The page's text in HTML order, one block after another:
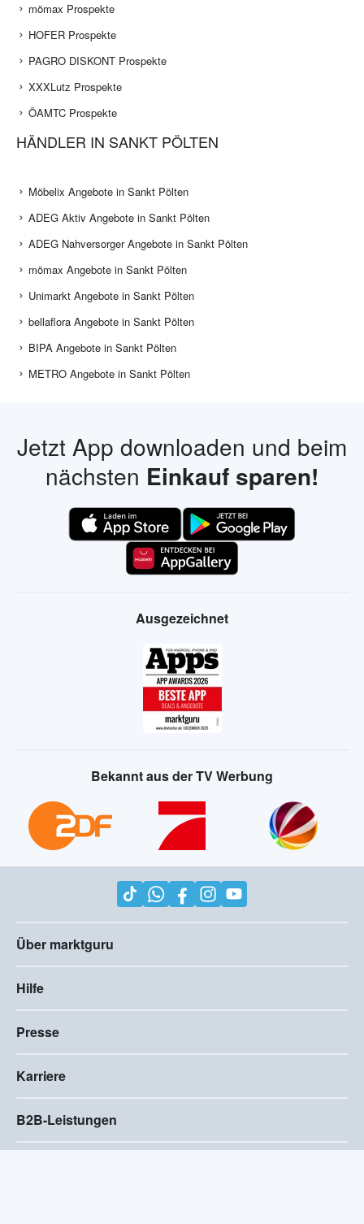
mömax Prospekte
HOFER Prospekte
PAGRO DISKONT Prospekte
XXXLutz Prospekte
ÖAMTC Prospekte
HÄNDLER IN SANKT PÖLTEN
Möbelix Angebote in Sankt Pölten
ADEG Aktiv Angebote in Sankt Pölten
ADEG Nahversorger Angebote in Sankt Pölten
mömax Angebote in Sankt Pölten
Unimarkt Angebote in Sankt Pölten
bellaflora Angebote in Sankt Pölten
BIPA Angebote in Sankt Pölten
METRO Angebote in Sankt Pölten
Jetzt App downloaden und beim
nächsten Einkauf sparen!
Ausgezeichnet
Bekannt aus der TV Werbung
Über marktguru
Hilfe
Presse
Karriere
B2B-Leistungen